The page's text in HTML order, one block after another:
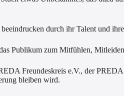
durch ihr Talent und
Publikum zum Mitfühlen,
Freundeskreis e.V., der
bleiben wird.